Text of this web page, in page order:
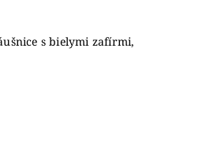
s bielymi zafírmi,